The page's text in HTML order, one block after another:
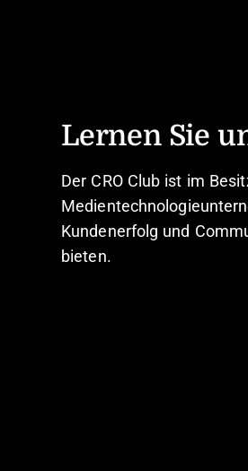
Lernen Sie
Der CRO Club ist im
Kundenerfolg und
bieten.